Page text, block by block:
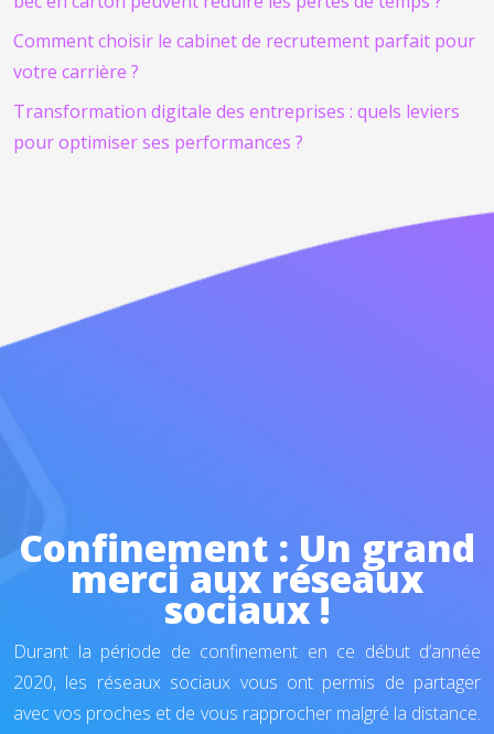
Comment choisir le cabinet de recrutement parfait pour
votre carrière ?
Transformation digitale des entreprises : quels leviers
pour optimiser ses performances ?
Confinement : Un grand
merci aux réseaux
sociaux !
Durant la période de confinement en ce début d’année
2020, les réseaux sociaux vous ont permis de partager
avec vos proches et de vous rapprocher malgré la distance.